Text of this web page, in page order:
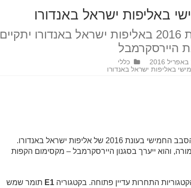
באליפות ישראל באנדורו
הסבב החמישי של עונת 2016 באליפות ישראל באנדורו יתקיים
היירסקרמבל
כללי
באליפות ישראל באנדורו
בשבת הקרובה, 16.4.16, יתקיים הסבב החמישי בעונת 2016 של אליפות ישראל באנדורו.
והוא ייערך בסגנון היירסקרמבל – מקסימום הקפות
התחרות עדיין פתוחה. בקטגוריהE1 תומר שמש